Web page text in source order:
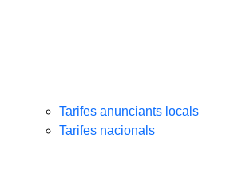
Tarifes anunciants locals
Tarifes nacionals